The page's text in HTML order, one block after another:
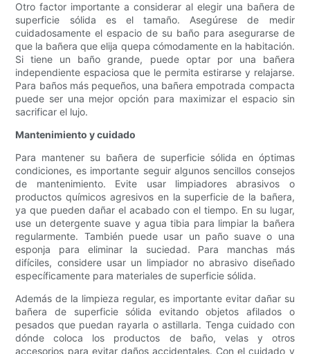
Otro factor importante a considerar al elegir una bañera de
superficie sólida es el tamaño. Asegúrese de medir
cuidadosamente el espacio de su baño para asegurarse de
que la bañera que elija quepa cómodamente en la habitación.
Si tiene un baño grande, puede optar por una bañera
independiente espaciosa que le permita estirarse y relajarse.
Para baños más pequeños, una bañera empotrada compacta
puede ser una mejor opción para maximizar el espacio sin
sacrificar el lujo.
Mantenimiento y cuidado
Para mantener su bañera de superficie sólida en óptimas
condiciones, es importante seguir algunos sencillos consejos
de mantenimiento. Evite usar limpiadores abrasivos o
productos químicos agresivos en la superficie de la bañera,
ya que pueden dañar el acabado con el tiempo. En su lugar,
use un detergente suave y agua tibia para limpiar la bañera
regularmente. También puede usar un paño suave o una
esponja para eliminar la suciedad. Para manchas más
difíciles, considere usar un limpiador no abrasivo diseñado
específicamente para materiales de superficie sólida.
Además de la limpieza regular, es importante evitar dañar su
bañera de superficie sólida evitando objetos afilados o
pesados ​​que puedan rayarla o astillarla. Tenga cuidado con
dónde coloca los productos de baño, velas y otros
accesorios para evitar daños accidentales. Con el cuidado y